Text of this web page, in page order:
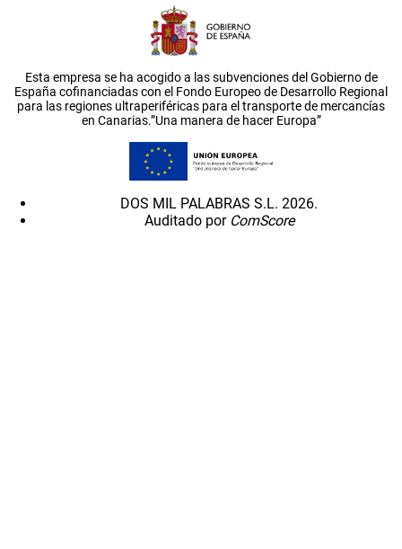
Esta empresa se ha acogido a las subvenciones del Gobierno de
España cofinanciadas con el Fondo Europeo de Desarrollo Regional
para las regiones ultraperiféricas para el transporte de mercancías
en Canarias.”Una manera de hacer Europa”
DOS MIL PALABRAS S.L. 2026.
Auditado por ComScore